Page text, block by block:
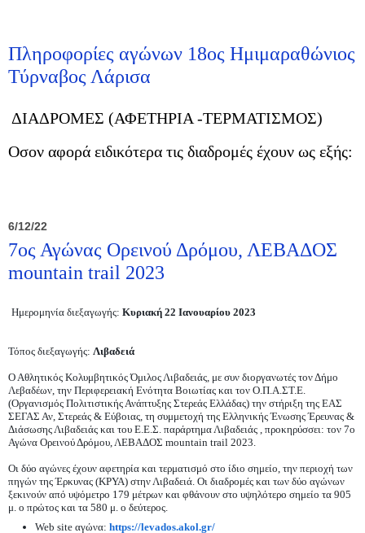
Πληροφορίες αγώνων 18ος Ημιμαραθώνιος
Τύρναβος Λάρισα
ΔΙΑΔΡΟΜΕΣ (ΑΦΕΤΗΡΙΑ -ΤΕΡΜΑΤΙΣΜΟΣ)
Οσον αφορά ειδικότερα τις διαδρομές έχουν ως εξής:
6/12/22
7ος Αγώνας Ορεινού Δρόμου, ΛΕΒΑΔΟΣ
mountain trail 2023
Ημερομηνία διεξαγωγής: Κυριακή 22 Ιανουαρίου 2023
Τόπος διεξαγωγής: Λιβαδειά
Ο Αθλητικός Κολυμβητικός Όμιλος Λιβαδειάς, με συν διοργανωτές τον Δήμο
Λεβαδέων, την Περιφερειακή Ενότητα Βοιωτίας και τον Ο.Π.Α.ΣΤ.Ε.
(Οργανισμός Πολιτιστικής Ανάπτυξης Στερεάς Ελλάδας) την στήριξη της ΕΑΣ
ΣΕΓΑΣ Αν, Στερεάς & Εύβοιας, τη συμμετοχή της Ελληνικής Ένωσης Έρευνας &
Διάσωσης Λιβαδειάς και του Ε.Ε.Σ. παράρτημα Λιβαδειάς , προκηρύσσει: τον 7ο
Αγώνα Ορεινού Δρόμου, ΛΕΒΑΔΟΣ mountain trail 2023.
Οι δύο αγώνες έχουν αφετηρία και τερματισμό στο ίδιο σημείο, την περιοχή των
πηγών της Έρκυνας (ΚΡΥΑ) στην Λιβαδειά. Οι διαδρομές και των δύο αγώνων
ξεκινούν από υψόμετρο 179 μέτρων και φθάνουν στο υψηλότερο σημείο τα 905
μ. ο πρώτος και τα 580 μ. ο δεύτερος.
Web site αγώνα: https://levados.akol.gr/